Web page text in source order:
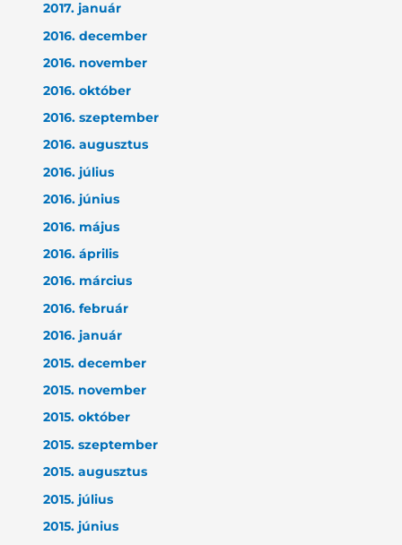
2017. január
2016. december
2016. november
2016. október
2016. szeptember
2016. augusztus
2016. július
2016. június
2016. május
2016. április
2016. március
2016. február
2016. január
2015. december
2015. november
2015. október
2015. szeptember
2015. augusztus
2015. július
2015. június